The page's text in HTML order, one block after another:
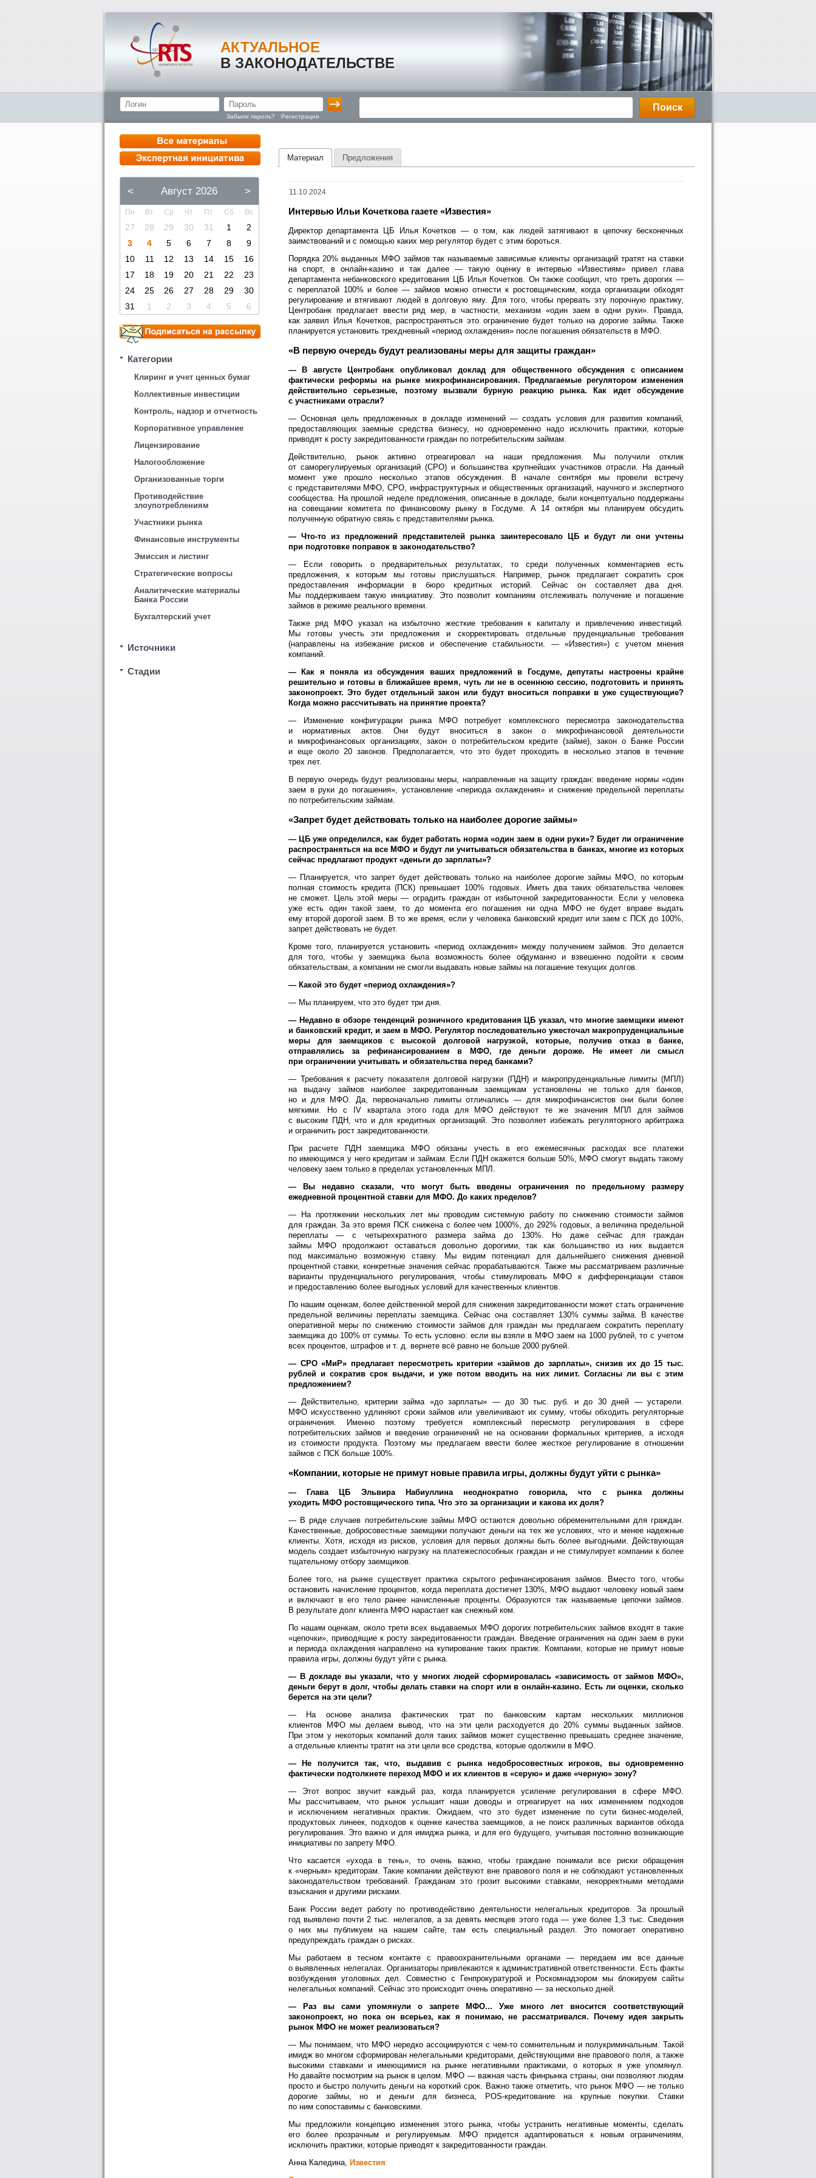
АКТУАЛЬНОЕ
В ЗАКОНОДАТЕЛЬСТВЕ
Забыли пароль? Регистрация
< Август 2026 >
Пн Вт Ср Чт Пт Сб Вс
27 28 29 30 31 1
2
3
4 5 6 7 8
9
10
11 12 13 14 15
16
17
18 19 20 21 22
23
24
25 26 27 28 29
30
31
1 2 3 4 5 6
Категории
Клиринг и учет ценных бумаг
Коллективные инвестиции
Контроль, надзор и отчетность
Корпоративное управление
Лицензирование
Налогообложение
Организованные торги
Противодействие
злоупотреблениям
Участники рынка
Финансовые инструменты
Эмиссия и листинг
Стратегические вопросы
Аналитические материалы
Банка России
Бухгалтерский учет
Источники
Стадии
Материал Предложения
11.10.2024
Интервью Ильи Кочеткова газете «Известия»
Директор департамента ЦБ Илья Кочетков — о том, как людей затягивают в цепочку бесконечных
заимствований и с помощью каких мер регулятор будет с этим бороться.
Порядка 20% выданных МФО займов так называемые зависимые клиенты организаций тратят на ставки
на спорт, в онлайн-казино и так далее — такую оценку в интервью «Известиям» привел глава
департамента небанковского кредитования ЦБ Илья Кочетков. Он также сообщил, что треть дорогих —
с переплатой 100% и более — займов можно отнести к ростовщическим, когда организации обходят
регулирование и втягивают людей в долговую яму. Для того, чтобы прервать эту порочную практику,
Центробанк предлагает ввести ряд мер, в частности, механизм «один заем в одни руки». Правда,
как заявил Илья Кочетков, распространяться это ограничение будет только на дорогие займы. Также
планируется установить трехдневный «период охлаждения» после погашения обязательств в МФО.
«В первую очередь будут реализованы меры для защиты граждан»
— В августе Центробанк опубликовал доклад для общественного обсуждения с описанием
фактически реформы на рынке микрофинансирования. Предлагаемые регулятором изменения
действительно серьезные, поэтому вызвали бурную реакцию рынка. Как идет обсуждение
с участниками отрасли?
— Основная цель предложенных в докладе изменений — создать условия для развития компаний,
предоставляющих заемные средства бизнесу, но одновременно надо исключить практики, которые
приводят к росту закредитованности граждан по потребительским займам.
Действительно, рынок активно отреагировал на наши предложения. Мы получили отклик
от саморегулируемых организаций (СРО) и большинства крупнейших участников отрасли. На данный
момент уже прошло несколько этапов обсуждения. В начале сентября мы провели встречу
с представителями МФО, СРО, инфраструктурных и общественных организаций, научного и экспертного
сообщества. На прошлой неделе предложения, описанные в докладе, были концептуально поддержаны
на совещании комитета по финансовому рынку в Госдуме. А 14 октября мы планируем обсудить
полученную обратную связь с представителями рынка.
— Что-то из предложений представителей рынка заинтересовало ЦБ и будут ли они учтены
при подготовке поправок в законодательство?
— Если говорить о предварительных результатах, то среди полученных комментариев есть
предложения, к которым мы готовы прислушаться. Например, рынок предлагает сократить срок
предоставления информации в бюро кредитных историй. Сейчас он составляет два дня.
Мы поддерживаем такую инициативу. Это позволит компаниям отслеживать получение и погашение
займов в режиме реального времени.
Также ряд МФО указал на избыточно жесткие требования к капиталу и привлечению инвестиций.
Мы готовы учесть эти предложения и скорректировать отдельные пруденциальные требования
(направлены на избежание рисков и обеспечение стабильности. — «Известия») с учетом мнения
компаний.
— Как я поняла из обсуждения ваших предложений в Госдуме, депутаты настроены крайне
решительно и готовы в ближайшее время, чуть ли не в осеннюю сессию, подготовить и принять
законопроект. Это будет отдельный закон или будут вноситься поправки в уже существующие?
Когда можно рассчитывать на принятие проекта?
— Изменение конфигурации рынка МФО потребует комплексного пересмотра законодательства
и нормативных актов. Они будут вноситься в закон о микрофинансовой деятельности
и микрофинансовых организациях, закон о потребительском кредите (займе), закон о Банке России
и еще около 20 законов. Предполагается, что это будет проходить в несколько этапов в течение
трех лет.
В первую очередь будут реализованы меры, направленные на защиту граждан: введение нормы «один
заем в руки до погашения», установление «периода охлаждения» и снижение предельной переплаты
по потребительским займам.
«Запрет будет действовать только на наиболее дорогие займы»
— ЦБ уже определился, как будет работать норма «один заем в одни руки»? Будет ли ограничение
распространяться на все МФО и будут ли учитываться обязательства в банках, многие из которых
сейчас предлагают продукт «деньги до зарплаты»?
— Планируется, что запрет будет действовать только на наиболее дорогие займы МФО, по которым
полная стоимость кредита (ПСК) превышает 100% годовых. Иметь два таких обязательства человек
не сможет. Цель этой меры — оградить граждан от избыточной закредитованности. Если у человека
уже есть один такой заем, то до момента его погашения ни одна МФО не будет вправе выдать
ему второй дорогой заем. В то же время, если у человека банковский кредит или заем с ПСК до 100%,
запрет действовать не будет.
Кроме того, планируется установить «период охлаждения» между получением займов. Это делается
для того, чтобы у заемщика была возможность более обдуманно и взвешенно подойти к своим
обязательствам, а компании не смогли выдавать новые займы на погашение текущих долгов.
— Какой это будет «период охлаждения»?
— Мы планируем, что это будет три дня.
— Недавно в обзоре тенденций розничного кредитования ЦБ указал, что многие заемщики имеют
и банковский кредит, и заем в МФО. Регулятор последовательно ужесточал макропруденциальные
меры для заемщиков с высокой долговой нагрузкой, которые, получив отказ в банке,
отправлялись за рефинансированием в МФО, где деньги дороже. Не имеет ли смысл
при ограничении учитывать и обязательства перед банками?
— Требования к расчету показателя долговой нагрузки (ПДН) и макропруденциальные лимиты (МПЛ)
на выдачу займов наиболее закредитованным заемщикам установлены не только для банков,
но и для МФО. Да, первоначально лимиты отличались — для микрофинансистов они были более
мягкими. Но с IV квартала этого года для МФО действуют те же значения МПЛ для займов
с высоким ПДН, что и для кредитных организаций. Это позволяет избежать регуляторного арбитража
и ограничить рост закредитованности.
При расчете ПДН заемщика МФО обязаны учесть в его ежемесячных расходах все платежи
по имеющимся у него кредитам и займам. Если ПДН окажется больше 50%, МФО смогут выдать такому
человеку заем только в пределах установленных МПЛ.
— Вы недавно сказали, что могут быть введены ограничения по предельному размеру
ежедневной процентной ставки для МФО. До каких пределов?
— На протяжении нескольких лет мы проводим системную работу по снижению стоимости займов
для граждан. За это время ПСК снижена с более чем 1000%, до 292% годовых, а величина предельной
переплаты — с четырехкратного размера займа до 130%. Но даже сейчас для граждан
займы МФО продолжают оставаться довольно дорогими, так как большинство из них выдается
под максимально возможную ставку. Мы видим потенциал для дальнейшего снижения дневной
процентной ставки, конкретные значения сейчас прорабатываются. Также мы рассматриваем различные
варианты пруденциального регулирования, чтобы стимулировать МФО к дифференциации ставок
и предоставлению более выгодных условий для качественных клиентов.
По нашим оценкам, более действенной мерой для снижения закредитованности может стать ограничение
предельной величины переплаты заемщика. Сейчас она составляет 130% суммы займа. В качестве
оперативной меры по снижению стоимости займов для граждан мы предлагаем сократить переплату
заемщика до 100% от суммы. То есть условно: если вы взяли в МФО заем на 1000 рублей, то с учетом
всех процентов, штрафов и т. д. вернете всё равно не больше 2000 рублей.
— СРО «МиР» предлагает пересмотреть критерии «займов до зарплаты», снизив их до 15 тыс.
рублей и сократив срок выдачи, и уже потом вводить на них лимит. Согласны ли вы с этим
предложением?
— Действительно, критерии займа «до зарплаты» — до 30 тыс. руб. и до 30 дней — устарели.
МФО искусственно удлиняют сроки займов или увеличивают их сумму, чтобы обходить регуляторные
ограничения. Именно поэтому требуется комплексный пересмотр регулирования в сфере
потребительских займов и введение ограничений не на основании формальных критериев, а исходя
из стоимости продукта. Поэтому мы предлагаем ввести более жесткое регулирование в отношении
займов с ПСК больше 100%.
«Компании, которые не примут новые правила игры, должны будут уйти с рынка»
— Глава ЦБ Эльвира Набиуллина неоднократно говорила, что с рынка должны
уходить МФО ростовщического типа. Что это за организации и какова их доля?
— В ряде случаев потребительские займы МФО остаются довольно обременительными для граждан.
Качественные, добросовестные заемщики получают деньги на тех же условиях, что и менее надежные
клиенты. Хотя, исходя из рисков, условия для первых должны быть более выгодными. Действующая
модель создает избыточную нагрузку на платежеспособных граждан и не стимулирует компании к более
тщательному отбору заемщиков.
Более того, на рынке существует практика скрытого рефинансирования займов. Вместо того, чтобы
остановить начисление процентов, когда переплата достигнет 130%, МФО выдают человеку новый заем
и включают в его тело ранее начисленные проценты. Образуются так называемые цепочки займов.
В результате долг клиента МФО нарастает как снежный ком.
По нашим оценкам, около трети всех выдаваемых МФО дорогих потребительских займов входят в такие
«цепочки», приводящие к росту закредитованности граждан. Введение ограничения на один заем в руки
и периода охлаждения направлено на купирование таких практик. Компании, которые не примут новые
правила игры, должны будут уйти с рынка.
— В докладе вы указали, что у многих людей сформировалась «зависимость от займов МФО»,
деньги берут в долг, чтобы делать ставки на спорт или в онлайн-казино. Есть ли оценки, сколько
берется на эти цели?
— На основе анализа фактических трат по банковским картам нескольких миллионов
клиентов МФО мы делаем вывод, что на эти цели расходуется до 20% суммы выданных займов.
При этом у некоторых компаний доля таких займов может существенно превышать среднее значение,
а отдельные клиенты тратят на эти цели все средства, которые одолжили в МФО.
— Не получится так, что, выдавив с рынка недобросовестных игроков, вы одновременно
фактически подтолкнете переход МФО и их клиентов в «серую» и даже «черную» зону?
— Этот вопрос звучит каждый раз, когда планируется усиление регулирования в сфере МФО.
Мы рассчитываем, что рынок услышит наши доводы и отреагирует на них изменением подходов
и исключением негативных практик. Ожидаем, что это будет изменение по сути бизнес-моделей,
продуктовых линеек, подходов к оценке качества заемщиков, а не поиск различных вариантов обхода
регулирования. Это важно и для имиджа рынка, и для его будущего, учитывая постоянно возникающие
инициативы по запрету МФО.
Что касается «ухода в тень», то очень важно, чтобы граждане понимали все риски обращения
к «черным» кредиторам. Такие компании действуют вне правового поля и не соблюдают установленных
законодательством требований. Гражданам это грозит высокими ставками, некорректными методами
взыскания и другими рисками.
Банк России ведет работу по противодействию деятельности нелегальных кредиторов. За прошлый
год выявлено почти 2 тыс. нелегалов, а за девять месяцев этого года — уже более 1,3 тыс. Сведения
о них мы публикуем на нашем сайте, там есть специальный раздел. Это помогает оперативно
предупреждать граждан о рисках.
Мы работаем в тесном контакте с правоохранительными органами — передаем им все данные
о выявленных нелегалах. Организаторы привлекаются к административной ответственности. Есть факты
возбуждения уголовных дел. Совместно с Генпрокуратурой и Роскомнадзором мы блокируем сайты
нелегальных компаний. Сейчас это происходит очень оперативно — за несколько дней.
— Раз вы сами упомянули о запрете МФО... Уже много лет вносится соответствующий
законопроект, но пока он всерьез, как я понимаю, не рассматривался. Почему идея закрыть
рынок МФО не может реализоваться?
— Мы понимаем, что МФО нередко ассоциируются с чем-то сомнительным и полукриминальным. Такой
имидж во многом сформирован нелегальными кредиторами, действующими вне правового поля, а также
высокими ставками и имеющимися на рынке негативными практиками, о которых я уже упомянул.
Но давайте посмотрим на рынок в целом. МФО — важная часть финрынка страны, они позволяют людям
просто и быстро получить деньги на короткий срок. Важно также отметить, что рынок МФО — не только
дорогие займы, но и деньги для бизнеса, POS-кредитование на крупные покупки. Ставки
по ним сопоставимы с банковскими.
Мы предложили концепцию изменения этого рынка, чтобы устранить негативные моменты, сделать
его более прозрачным и регулируемым. МФО придется адаптироваться к новым ограничениям,
исключить практики, которые приводят к закредитованности граждан.
Анна Каледина, Известия